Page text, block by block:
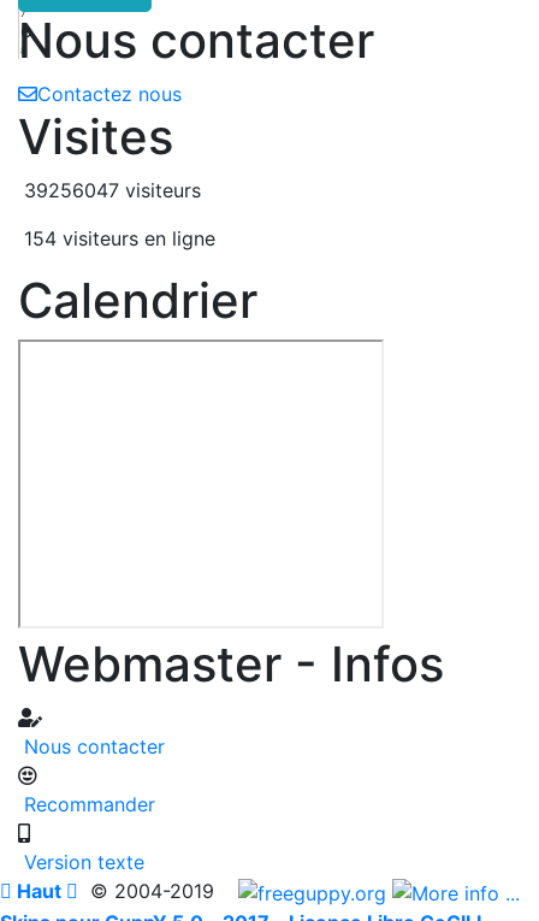
7
e
8Nous contacter
Contactez nous
Visites
39256047 visiteurs
154 visiteurs en ligne
Calendrier
Webmaster - Infos
Nous contacter
Recommander
Version texte
 Haut  © 2004-2019